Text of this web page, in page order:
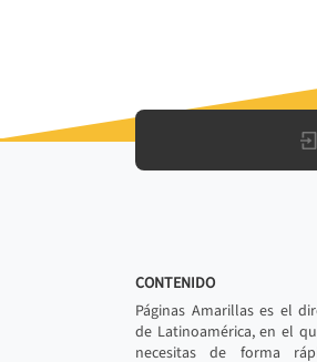
CONTENIDO
Páginas Amarillas es el
de Latinoamérica, en el
necesitas de forma